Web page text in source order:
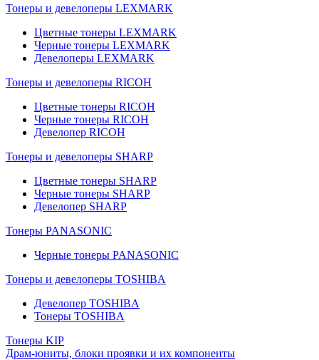
Тонеры и девелоперы LEXMARK
Цветные тонеры LEXMARK
Черные тонеры LEXMARK
Девелоперы LEXMARK
Тонеры и девелоперы RICOH
Цветные тонеры RICOH
Черные тонеры RICOH
Девелопер RICOH
Тонеры и девелоперы SHARP
Цветные тонеры SHARP
Черные тонеры SHARP
Девелопер SHARP
Тонеры PANASONIC
Черные тонеры PANASONIC
Тонеры и девелоперы TOSHIBA
Девелопер TOSHIBA
Тонеры TOSHIBA
Тонеры KIP
Драм-юниты, блоки проявки и их компоненты